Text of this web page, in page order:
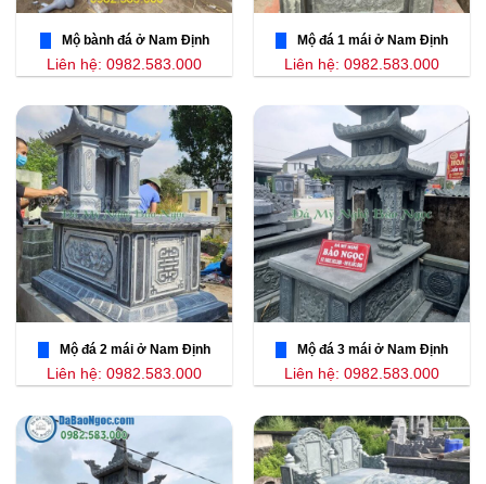
Mộ bành đá ở Nam Định
Liên hệ: 0982.583.000
Mộ đá 1 mái ở Nam Định
Liên hệ: 0982.583.000
Mộ đá 2 mái ở Nam Định
Liên hệ: 0982.583.000
Mộ đá 3 mái ở Nam Định
Liên hệ: 0982.583.000